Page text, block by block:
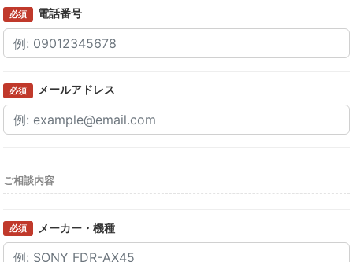
必須 電話番号
必須 メールアドレス
ご相談内容
必須 メーカー・機種